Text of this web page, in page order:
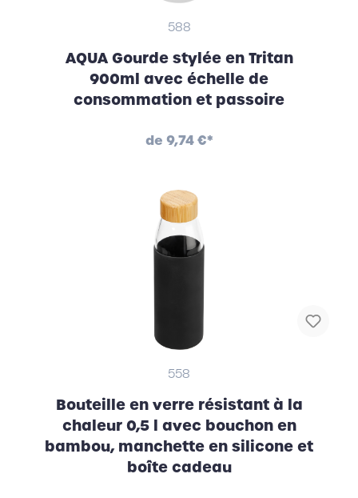
588
AQUA Gourde stylée en Tritan
900ml avec échelle de
consommation et passoire
de 9,74 €*
558
Bouteille en verre résistant à la
chaleur 0,5 l avec bouchon en
bambou, manchette en silicone et
boîte cadeau